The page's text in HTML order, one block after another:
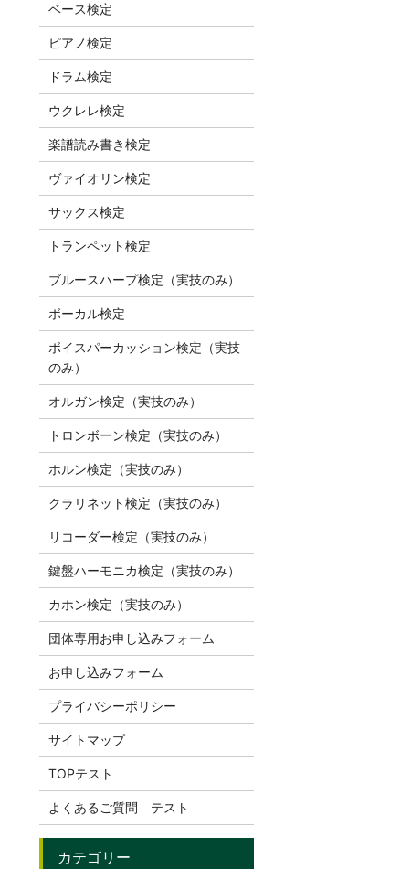
ベース検定
ピアノ検定
ドラム検定
ウクレレ検定
楽譜読み書き検定
ヴァイオリン検定
サックス検定
トランペット検定
ブルースハープ検定（実技のみ）
ボーカル検定
ボイスパーカッション検定（実技
のみ）
オルガン検定（実技のみ）
トロンボーン検定（実技のみ）
ホルン検定（実技のみ）
クラリネット検定（実技のみ）
リコーダー検定（実技のみ）
鍵盤ハーモニカ検定（実技のみ）
カホン検定（実技のみ）
団体専用お申し込みフォーム
お申し込みフォーム
プライバシーポリシー
サイトマップ
TOPテスト
よくあるご質問 テスト